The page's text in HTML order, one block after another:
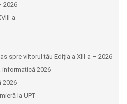
2026
a
spre viitorul tău Ediția a XIII-a – 2026
informatică 2026
2026
la UPT